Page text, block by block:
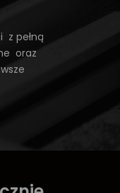
z pełną
oraz